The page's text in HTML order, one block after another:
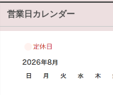
営業日カレンダー